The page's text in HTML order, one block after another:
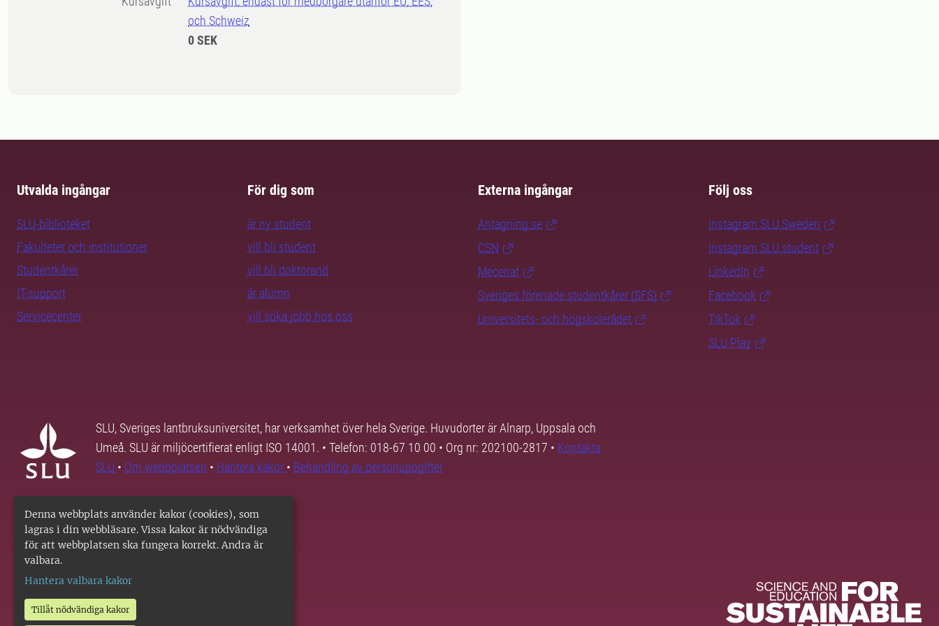
Denna webbplats använder kakor (cookies), som
lagras i din webbläsare. Vissa kakor är nödvändiga
för att webbplatsen ska fungera korrekt. Andra är
valbara.
Hantera valbara kakor
Tillåt nödvändiga kakor
och Schweiz
0 SEK
Utvalda ingångar
SLU-biblioteket
Fakulteter och institutioner
Studentkårer
IT-support
Servicecenter
För dig som
är ny student
vill bli student
vill bli doktorand
är alumn
vill söka jobb hos oss
Externa ingångar
Antagning.se
CSN
Mecenat
Sveriges förenade studentkårer (SFS)
Universitets- och högskolerådet
Följ oss
Instagram SLU.Sweden
Instagram SLU.student
LinkedIn
Facebook
TikTok
SLU Play
SLU, Sveriges lantbruksuniversitet, har verksamhet över hela Sverige. Huvudorter är Alnarp, Uppsala och
Umeå. SLU är miljöcertifierat enligt ISO 14001. • Telefon: 018-67 10 00 • Org nr: 202100-2817 • Kontakta
SLU • Om webbplatsen • Hantera kakor • Behandling av personuppgifter